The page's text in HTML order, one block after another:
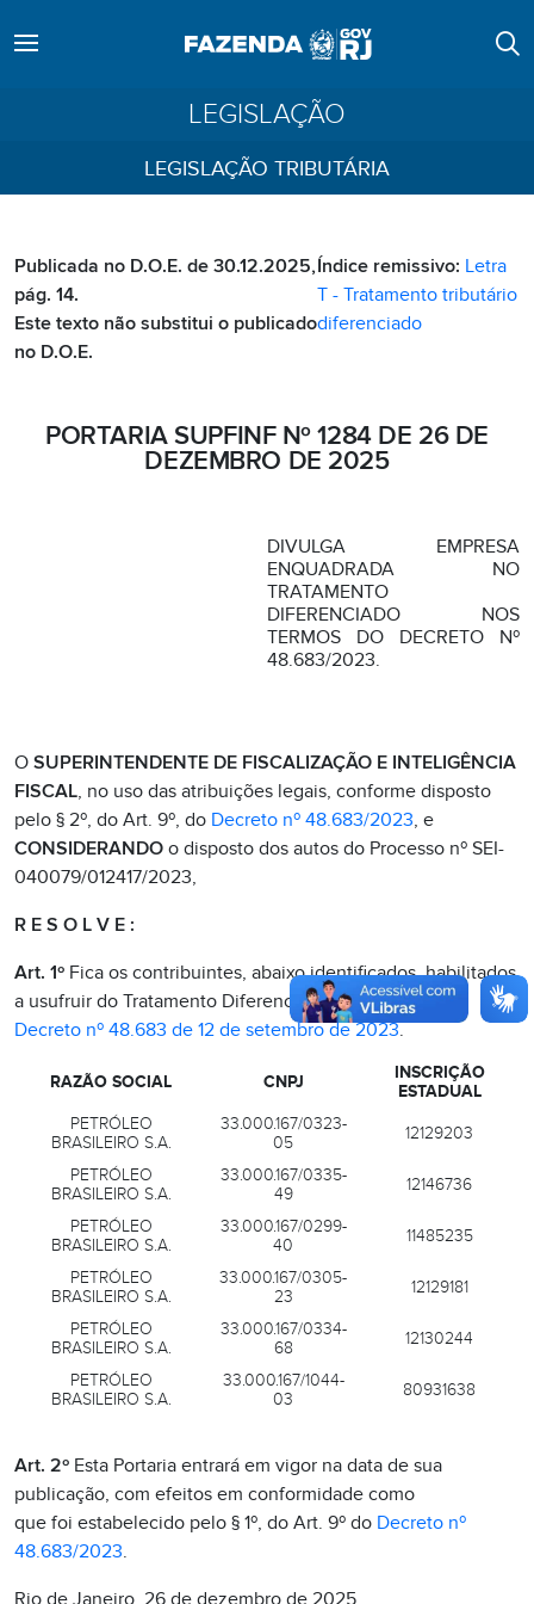
LEGISLAÇÃO
LEGISLAÇÃO TRIBUTÁRIA
Publicada no D.O.E. de 30.12.2025,
pág. 14.
Este texto não substitui o publicado
no D.O.E.
Índice remissivo: Letra
T - Tratamento tributário
diferenciado
PORTARIA SUPFINF Nº 1284 DE 26 DE
DEZEMBRO DE 2025
DIVULGA EMPRESA
ENQUADRADA NO
TRATAMENTO
DIFERENCIADO NOS
TERMOS DO DECRETO Nº
48.683/2023.
O SUPERINTENDENTE DE FISCALIZAÇÃO E INTELIGÊNCIA
FISCAL, no uso das atribuições legais, conforme disposto
pelo § 2º, do Art. 9º, do Decreto nº 48.683/2023, e
CONSIDERANDO o disposto dos autos do Processo nº SEI-
040079/012417/2023,
R E S O L V E :
Art. 1º Fica os contribuintes, abaixo identificados, habilitados
a usufruir do Tratamento Diferenciado nos termos do
Decreto nº 48.683 de 12 de setembro de 2023.
RAZÃO SOCIAL CNPJ
INSCRIÇÃO
ESTADUAL
PETRÓLEO
BRASILEIRO S.A.
33.000.167/0323-
05
12129203
PETRÓLEO
BRASILEIRO S.A.
33.000.167/0335-
49
12146736
PETRÓLEO
BRASILEIRO S.A.
33.000.167/0299-
40
11485235
PETRÓLEO
BRASILEIRO S.A.
33.000.167/0305-
23
12129181
PETRÓLEO
BRASILEIRO S.A.
33.000.167/0334-
68
12130244
PETRÓLEO
BRASILEIRO S.A.
33.000.167/1044-
03
80931638
Art. 2º Esta Portaria entrará em vigor na data de sua
publicação, com efeitos em conformidade como
que foi estabelecido pelo § 1º, do Art. 9º do Decreto nº
48.683/2023.
Rio de Janeiro, 26 de dezembro de 2025